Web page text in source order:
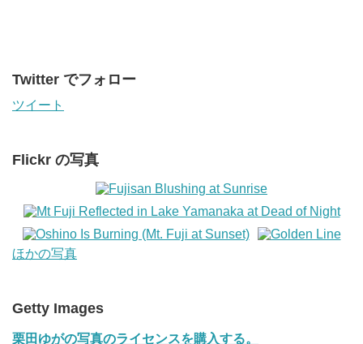
Twitter でフォロー
ツイート
Flickr の写真
ほかの写真
Getty Images
栗田ゆがの写真のライセンスを購入する。